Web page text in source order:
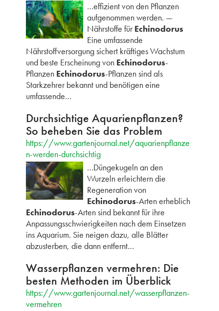
…effizient von den Pflanzen
aufgenommen werden. —
Nährstoffe fürEchinodorus
Eine umfassende
Nährstoffversorgung sichert kräftiges Wachstum
und beste Erscheinung von Echinodorus-
Pflanzen Echinodorus-Pflanzen sind als
Starkzehrer bekannt und benötigen eine
umfassende…
Durchsichtige Aquarienpflanzen?
So beheben Sie das Problem
https://www.gartenjournal.net/aquarienpflanze
n-werden-durchsichtig
…Düngekugeln an den
Wurzeln erleichtern die
Regeneration von
Echinodorus-Arten erheblich
Echinodorus-Arten sind bekannt für ihre
Anpassungsschwierigkeiten nach dem Einsetzen
ins Aquarium. Sie neigen dazu, alle Blätter
abzusterben, die dann entfernt…
Wasserpflanzen vermehren: Die
besten Methoden im Überblick
https://www.gartenjournal.net/wasserpflanzen-
vermehren